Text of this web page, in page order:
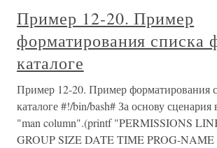
Пример 12-20. Пример
форматирования списка
каталоге
Пример 12-20. Пример форматирования
каталоге #!/bin/bash# За основу сценария
"man column".(printf "PERMISSIONS
GROUP SIZE DATE TIME PROG-NAME